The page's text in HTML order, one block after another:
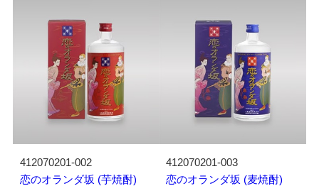
412070201-002
恋のオランダ坂 (芋焼酎)
412070201-003
恋のオランダ坂 (麦焼酎)